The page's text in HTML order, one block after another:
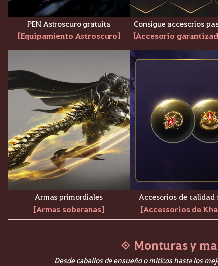
PEN Astroscuro gratuita
[Equipamiento Astroscuro]
Consigue accesorios
[Accesorio
Armas primordiales
[Armas soberanas]
Accesorios de calidad
[Accessorios de
◈ Monturas y
Desde caballos de ensueño o míticos hasta los